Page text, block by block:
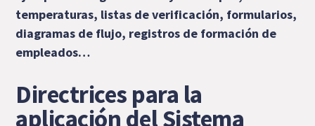
temperaturas, listas de verificación, formularios,
diagramas de flujo, registros de formación de
empleados…
Directrices para la
aplicación del Sistema